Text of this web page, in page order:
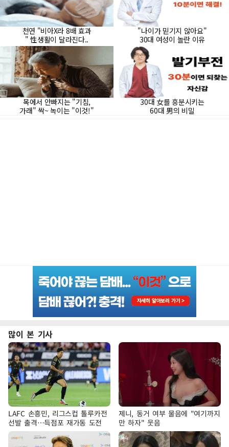
많이 본 기사
LAFC 손흥민, 리그스컵 톨루카전
선발 출격…득점포 재가동 도전
제니, 동거 여부 물음에 "여기까지
만 하자" 웃음